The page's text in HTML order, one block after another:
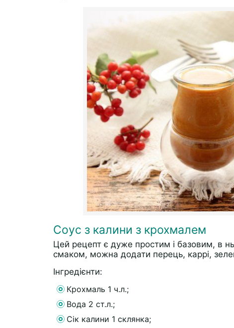
Соус з калини з крохмалем
Цей рецепт є дуже простим і базовим, в
смаком, можна додати перець, каррі,
Інгредієнти:
Крохмаль 1 ч.л.;
Вода 2 ст.л.;
Сік калини 1 склянка;